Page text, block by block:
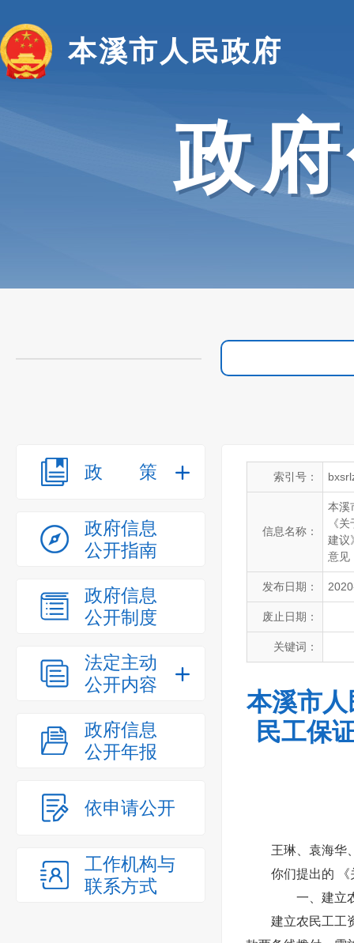
本溪市人民政府
政
政策
政府信息
公开指南
政府信息
公开制度
法定主动
公开内容
政府信息
公开年报
依申请公开
工作机构与
联系方式
索引号：
信息名称：
本溪
《
建议
意见
发布日期：
废止日期：
关键词：
本溪市
民工保
王琳、袁海华
你们提出的
一、建立农
建立农民工工